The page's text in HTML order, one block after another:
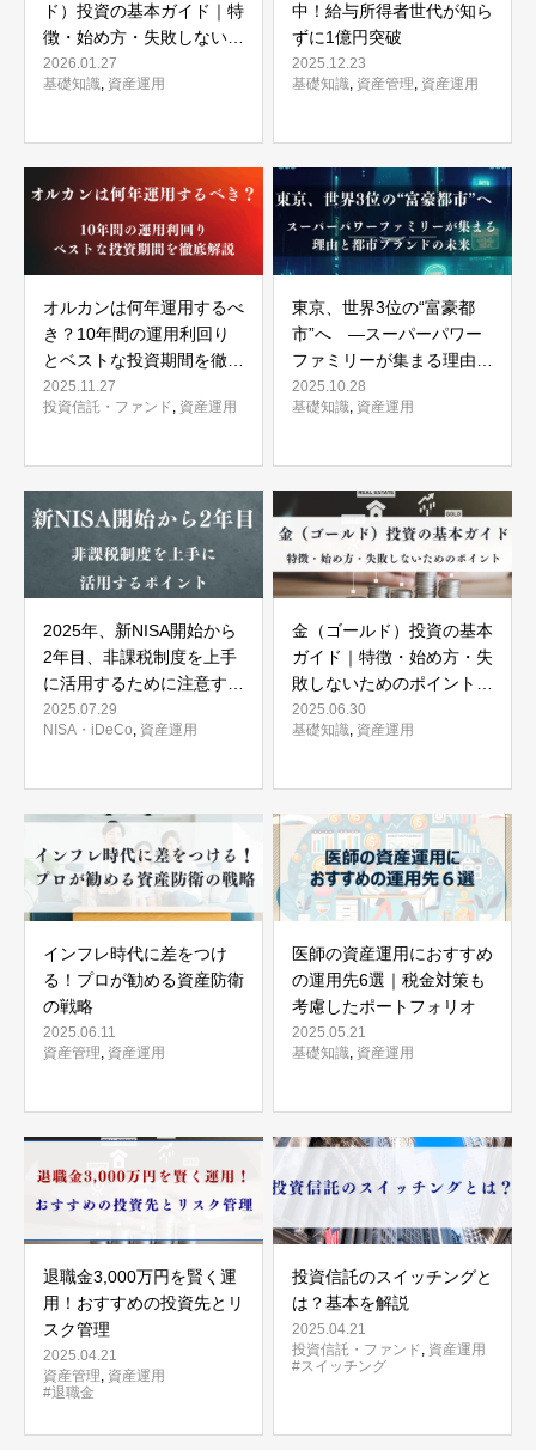
ド）投資の基本ガイド｜特
徴・始め方・失敗しないた
めのポイントを徹底解説
2026.01.27
基礎知識, 資産運用
中！給与所得者世代が知ら
ずに1億円突破
2025.12.23
基礎知識, 資産管理, 資産運用
オルカンは何年運用するべ
き？10年間の運用利回り
とベストな投資期間を徹底
解説
2025.11.27
投資信託・ファンド, 資産運用
東京、世界3位の“富豪都
市”へ —スーパーパワー
ファミリーが集まる理由と
都市ブランドの未来
2025.10.28
基礎知識, 資産運用
2025年、新NISA開始から
2年目、非課税制度を上手
に活用するために注意すべ
きポイント
2025.07.29
NISA・iDeCo, 資産運用
金（ゴールド）投資の基本
ガイド｜特徴・始め方・失
敗しないためのポイントを
徹底解説
2025.06.30
基礎知識, 資産運用
インフレ時代に差をつけ
る！プロが勧める資産防衛
の戦略
2025.06.11
資産管理, 資産運用
医師の資産運用におすすめ
の運用先6選｜税金対策も
考慮したポートフォリオ
2025.05.21
基礎知識, 資産運用
退職金3,000万円を賢く運
用！おすすめの投資先とリ
スク管理
2025.04.21
資産管理, 資産運用
#退職金
投資信託のスイッチングと
は？基本を解説
2025.04.21
投資信託・ファンド, 資産運用
#スイッチング